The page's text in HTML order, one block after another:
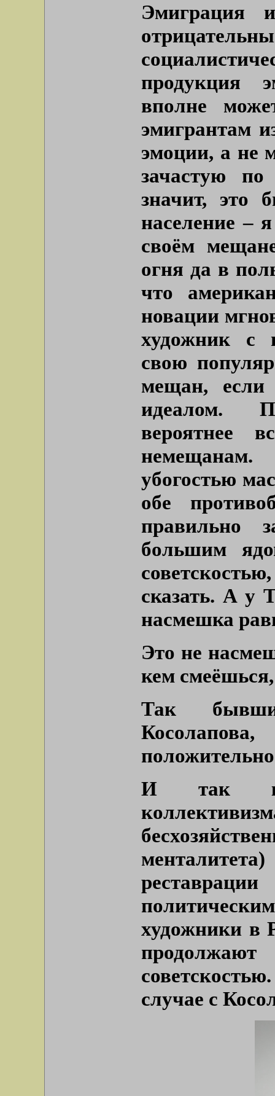
Эмиграция
продукция
вполне
эмигрантам
эмоции, а не
зачастую
значит, это
население –
своём
огня да в
что
новации
художник с
свою
мещан,
идеалом.
вероятнее
немещанам.
убогостью
обе
правильно
большим
сказать. А у
насмешка
Это не
кем
Так
И так
художники в
случае с